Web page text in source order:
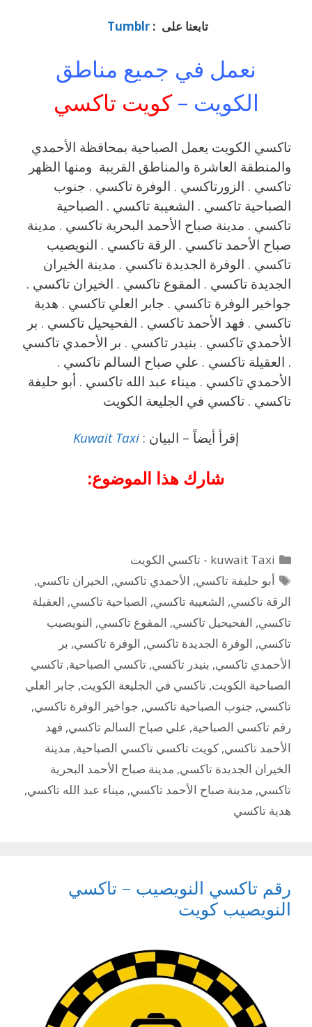
تابعنا على :Tumblr
نعمل في جميع مناطق
الكويت – كويت تاكسي
تاكسي الكويت يعمل الصباحية بمحافظة الأحمدي
والمنطقة العاشرة والمناطق القريبة ‎ ومنها الظهر
تاكسي . الزورتاكسي . الوفرة تاكسي . جنوب
الصباحية تاكسي . الشعيبة تاكسي . الصباحية
تاكسي . مدينة صباح الأحمد البحرية تاكسي . مدينة
صباح الأحمد تاكسي . الرقة تاكسي . النويصيب
تاكسي . الوفرة الجديدة تاكسي . مدينة الخيران
الجديدة تاكسي . المقوع تاكسي . الخيران تاكسي .
جواخير الوفرة تاكسي . جابر العلي تاكسي . هدية
تاكسي . فهد الأحمد تاكسي . الفحيحيل تاكسي . بر
الأحمدي تاكسي . بنيدر تاكسي . بر الأحمدي تاكسي
. العقيلة تاكسي . علي صباح السالم تاكسي .
الأحمدي تاكسي . ميناء عبد الله تاكسي . أبو حليفة
تاكسي . تاكسي في الجليعة الكويت
إقرأ أيضاً – البيان : Kuwait Taxi
شارك هذا الموضوع:
التصنيفات
kuwait Taxi - تاكسي الكويت
الوسوم
أبو حليفة تاكسي, الأحمدي تاكسي, الخيران تاكسي,
الرقة تاكسي, الشعيبة تاكسي, الصباحية تاكسي, العقيلة
تاكسي, الفحيحيل تاكسي, المقوع تاكسي, النويصيب
تاكسي, الوفرة الجديدة تاكسي, الوفرة تاكسي, بر
الأحمدي تاكسي, بنيدر تاكسي, تاكسي الصباحية, تاكسي
الصباحية الكويت, تاكسي في الجليعة الكويت, جابر العلي
تاكسي, جنوب الصباحية تاكسي, جواخير الوفرة تاكسي,
رقم تاكسي الصباحية, علي صباح السالم تاكسي, فهد
الأحمد تاكسي, كويت تاكسي تاكسي الصباحية, مدينة
الخيران الجديدة تاكسي, مدينة صباح الأحمد البحرية
تاكسي, مدينة صباح الأحمد تاكسي, ميناء عبد الله تاكسي,
هدية تاكسي
رقم تاكسي النويصيب – تاكسي
النويصيب كويت